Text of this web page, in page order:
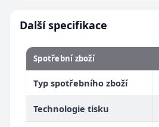
Další specifikace
Spotřební zboží
Typ spotřebního zboží
Technologie tisku